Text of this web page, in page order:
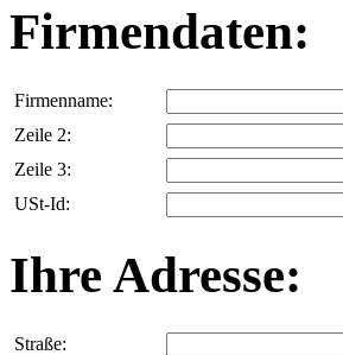
Firmendaten:
Firmenname:
Zeile 2:
Zeile 3:
USt-Id:
Ihre Adresse:
Straße: